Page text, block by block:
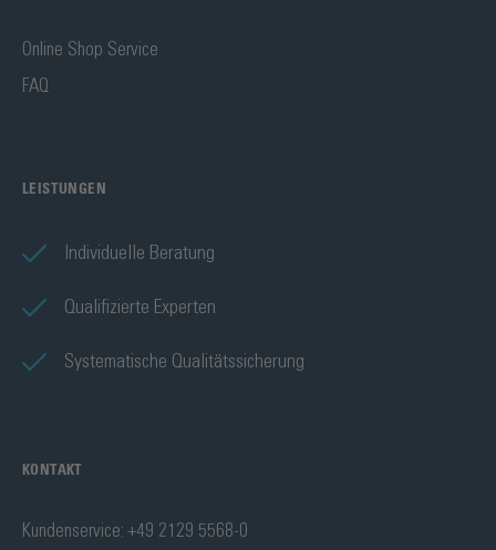
Online Shop Service
FAQ
LEISTUNGEN
Individuelle Beratung
Qualifizierte Experten
Systematische Qualitätssicherung
KONTAKT
Kundenservice: +49 2129 5568-0